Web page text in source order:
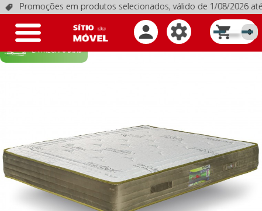
em produtos selecionados, válido de 1/08/2026 até
Toggle
navigation 0